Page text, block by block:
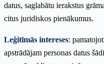
datus, saglabātu ierakstus
citus juridiskos pienākumus.
Leģitīmās intereses:
apstrādājam personas datus